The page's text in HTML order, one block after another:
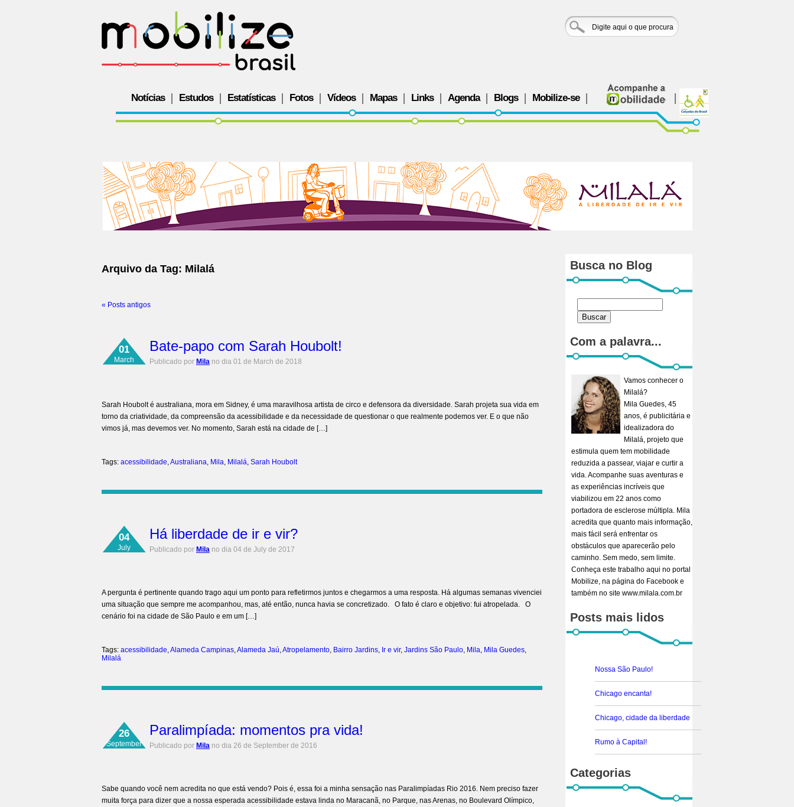
Notícias Estudos Estatísticas Fotos Vídeos Mapas Links Agenda Blogs Mobilize-se
Arquivo da Tag: Milalá
« Posts antigos
01
March
Bate-papo com Sarah Houbolt!
Publicado por Mila no dia 01 de March de 2018
Sarah Houbolt é australiana, mora em Sidney, é uma maravilhosa artista de circo e defensora da diversidade. Sarah projeta sua vida em
torno da criatividade, da compreensão da acessibilidade e da necessidade de questionar o que realmente podemos ver. E o que não
vimos já, mas devemos ver. No momento, Sarah está na cidade de […]
Tags: acessibilidade,Australiana, Mila, Milalá, Sarah Houbolt
04
July
Há liberdade de ir e vir?
Publicado por Mila no dia 04 de July de 2017
A pergunta é pertinente quando trago aqui um ponto para refletirmos juntos e chegarmos a uma resposta. Há algumas semanas vivenciei
uma situação que sempre me acompanhou, mas, até então, nunca havia se concretizado. O fato é claro e objetivo: fui atropelada. O
cenário foi na cidade de São Paulo e em um […]
Tags: acessibilidade,Alameda Campinas,Alameda Jaú,Atropelamento, Bairro Jardins, Ir e vir, Jardins São Paulo, Mila, Mila Guedes,
Milalá
26
September
Paralimpíada: momentos pra vida!
Publicado por Mila no dia 26 de September de 2016
Sabe quando você nem acredita no que está vendo? Pois é, essa foi a minha sensação nas Paralimpíadas Rio 2016. Nem preciso fazer
muita força para dizer que a nossa esperada acessibilidade estava linda no Maracanã, no Parque, nas Arenas, no Boulevard Olímpico,
Busca no Blog
Com a palavra...
Vamos conhecer o
Milalá?
Mila Guedes, 45
anos, é publicitária e
idealizadora do
Milalá, projeto que
estimula quem tem mobilidade
reduzida a passear, viajar e curtir a
vida. Acompanhe suas aventuras e
as experiências incríveis que
viabilizou em 22 anos como
portadora de esclerose múltipla. Mila
acredita que quanto mais informação,
mais fácil será enfrentar os
obstáculos que aparecerão pelo
caminho. Sem medo, sem limite.
Conheça este trabalho aqui no portal
Mobilize, na página do Facebook e
também no site www.milala.com.br
Posts mais lidos
Nossa São Paulo!
Chicago encanta!
Chicago, cidade da liberdade
Rumo à Capital!
Categorias